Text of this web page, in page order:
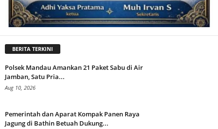
BERITA TERKINI
Polsek Mandau Amankan 21 Paket Sabu di Air
Jamban, Satu Pria...
Aug 10, 2026
Pemerintah dan Aparat Kompak Panen Raya
Jagung di Bathin Betuah Dukung...